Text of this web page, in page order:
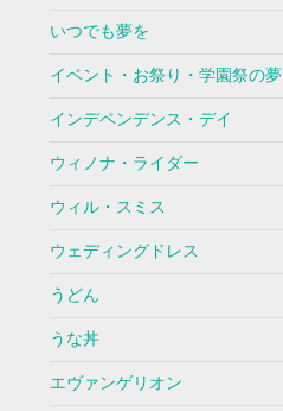
いつでも夢を
イベント・お祭り・学園祭の夢
インデペンデンス・デイ
ウィノナ・ライダー
ウィル・スミス
ウェディングドレス
うどん
うな丼
エヴァンゲリオン